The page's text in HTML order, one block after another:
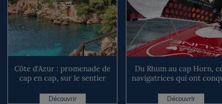
Côte d'Azur : promenade de
cap en cap, sur le sentier
Découvrir
Du Rhum au cap Horn,
navigatrices qui ont
Découvrir